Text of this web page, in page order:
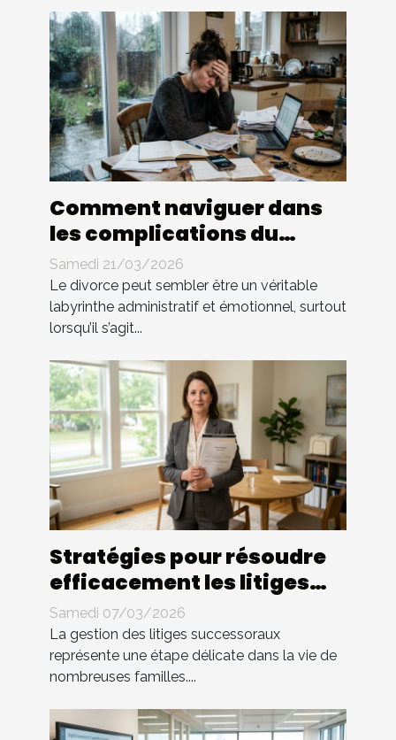
Comment naviguer dans
les complications du
divorce sans avocat ?
Samedi 21/03/2026
Le divorce peut sembler être un véritable
labyrinthe administratif et émotionnel, surtout
lorsqu’il s’agit...
Stratégies pour résoudre
efficacement les litiges
successoraux
Samedi 07/03/2026
La gestion des litiges successoraux
représente une étape délicate dans la vie de
nombreuses familles....